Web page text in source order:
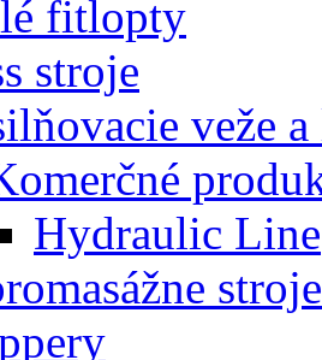
fitlopty
stroje
veže
Hydraulic Line
stroje